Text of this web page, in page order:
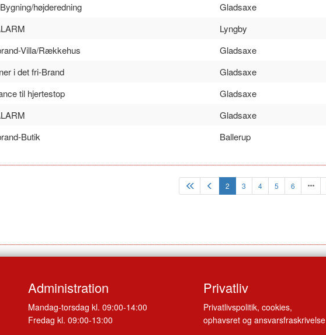
højderedning
Gladsaxe
Lyngby
Villa/Rækkehus
Gladsaxe
i det fri-Brand
Gladsaxe
til hjertestop
Gladsaxe
Gladsaxe
Butik Ballerup
2 3 4 5 6
Administration
Mandag-torsdag kl. 09:00-14:00
Fredag kl. 09:00-13:00
Privatliv
Privatlivspolitik, cookies,
ophavsret og ansvarsfraskrivelse